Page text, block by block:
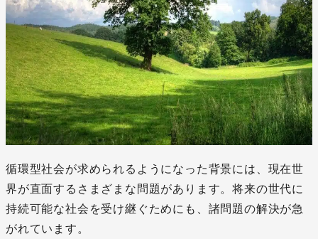
循環型社会が求められるようになった背景には、現在世
界が直面するさまざまな問題があります。将来の世代に
持続可能な社会を受け継ぐためにも、諸問題の解決が急
がれています。